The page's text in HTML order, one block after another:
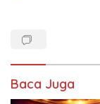
Baca Juga